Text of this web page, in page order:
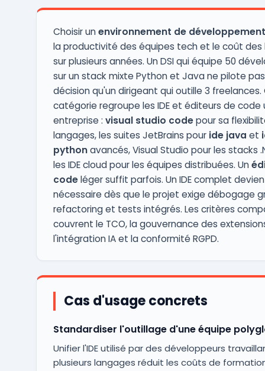
Choisir unenvironnement de développement
la productivité des équipes tech et le coût des
sur plusieurs années. Un DSI qui équipe 50
sur un stack mixte Python et Java ne pilote
décision qu'un dirigeant qui outille 3
catégorie regroupe les IDE et éditeurs de code
entreprise : visual studio codepour sa
langages, les suites JetBrains pour ide java et
pythonavancés, Visual Studio pour les stacks
les IDE cloud pour les équipes distribuées. Un
codeléger suffit parfois. Un IDE complet
nécessaire dès que le projet exige débogage
refactoring et tests intégrés. Les critères
couvrent le TCO, la gouvernance des
l'intégration IA et la conformité RGPD.
Cas d'usage concrets
Standardiser l'outillage d'une équipe
Unifier l'IDE utilisé par des développeurs
plusieurs langages réduit les coûts de